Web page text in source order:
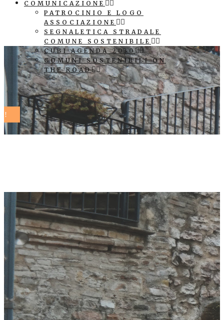
COMUNICAZIONE
PATROCINIO E LOGO
ASSOCIAZIONE
SEGNALETICA STRADALE
COMUNE SOSTENIBILE
CUBI AGENDA 2030
COMUNI SOSTENIBILI ON
THE ROAD